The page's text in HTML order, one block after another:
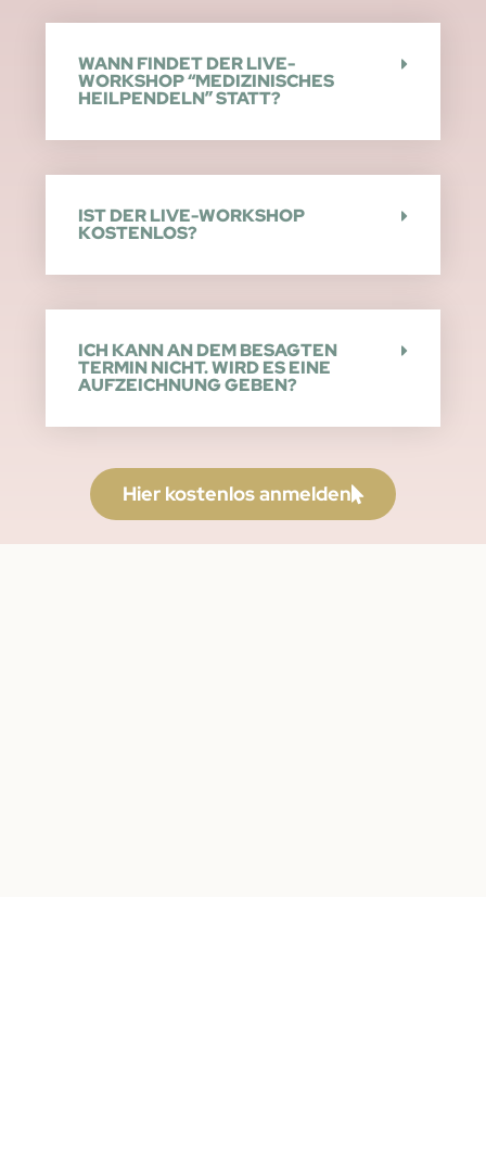
WANN FINDET DER LIVE-
WORKSHOP “MEDIZINISCHES
HEILPENDELN” STATT?
IST DER LIVE-WORKSHOP
KOSTENLOS?
ICH KANN AN DEM BESAGTEN
TERMIN NICHT. WIRD ES EINE
AUFZEICHNUNG GEBEN?
Hier kostenlos anmelden